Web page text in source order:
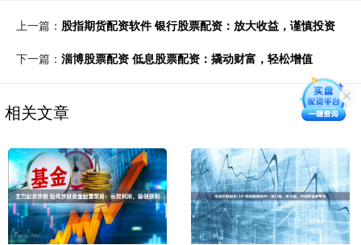
上一篇： 股指期货配资软件 银行股票配资：放大收益，谨慎投资
下一篇： 淄博股票配资 低息股票配资：撬动财富，轻松增值
相关文章